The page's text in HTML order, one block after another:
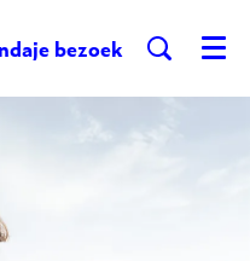
je bezoek Menu